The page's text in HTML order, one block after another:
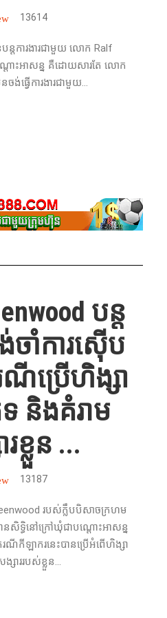
13614
ន្ត​ការងារ​ជា​មួយ​ លោក​ Ralf
ដោះ​អាសន្ន​ ​គឺ​ដោយ​សារ​តែ​ លោក​
ចង់​ធ្វើ​ការងារ​ជា​មួយ​...
បន្ត​
ាំ​ការ​ស៊ើប​
ណី​ប្រើ​ហិង្សា​
និង​គំរាម​
ខ្លួន​ ...
13187
របស់ក្លឹបបិសាចក្រហម
សិទ្ធិ​នៅ​ក្រៅ​ឃុំ​ជា​បណ្ដោះ​អាសន្ន​
ណី​កីឡាករ​នេះ​បាន​ប្រើ​អំពើ​ហិង្សា​
សារ​របស់​ខ្លួន...